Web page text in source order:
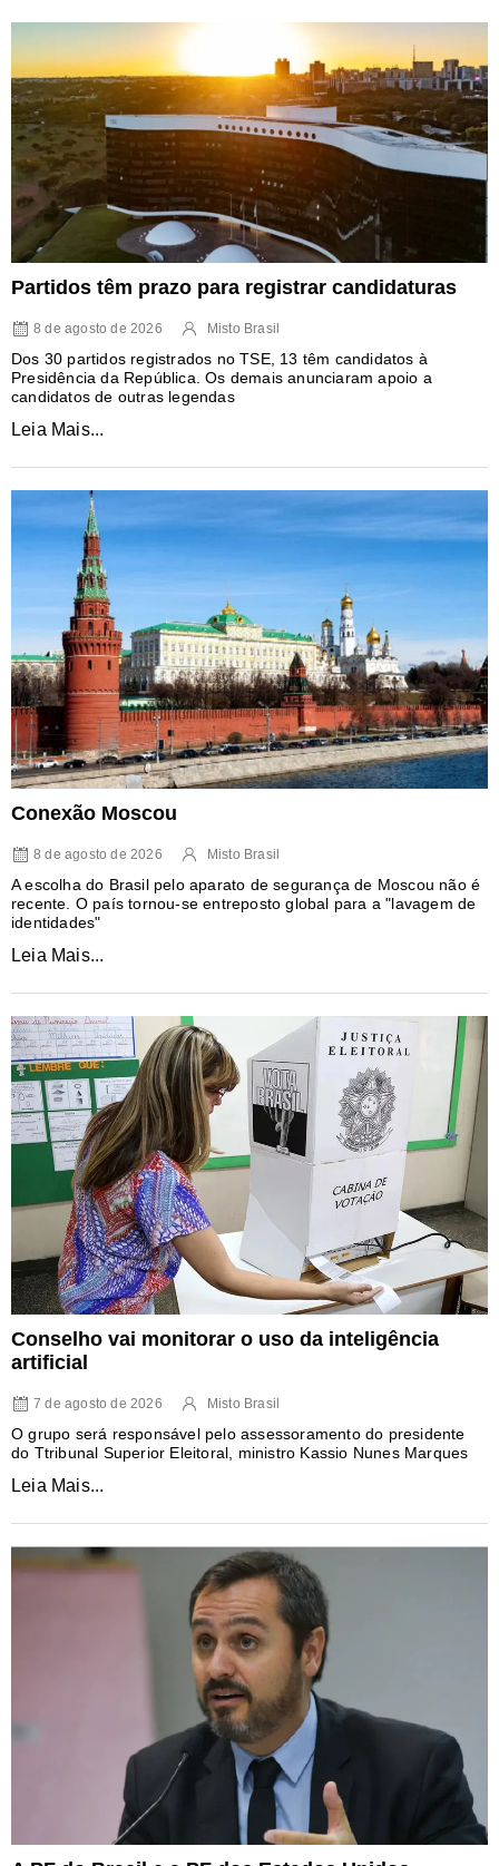
Partidos têm prazo para registrar candidaturas
8 de agosto de 2026 Misto Brasil
Dos 30 partidos registrados no TSE, 13 têm candidatos à
Presidência da República. Os demais anunciaram apoio a
candidatos de outras legendas
Leia Mais...
Conexão Moscou
8 de agosto de 2026 Misto Brasil
A escolha do Brasil pelo aparato de segurança de Moscou não é
recente. O país tornou-se entreposto global para a "lavagem de
identidades"
Leia Mais...
Conselho vai monitorar o uso da inteligência
artificial
7 de agosto de 2026 Misto Brasil
O grupo será responsável pelo assessoramento do presidente
do Ttribunal Superior Eleitoral, ministro Kassio Nunes Marques
Leia Mais...